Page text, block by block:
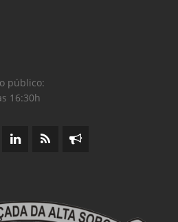
público:
16:30h